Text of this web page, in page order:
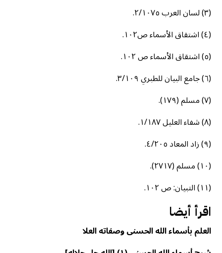
(٣) لسان العرب ٢/١٠٧٥.
(٤) اشتقاق الأسماء ص١٠٢.
(٥) اشتقاق الأسماء ص ١٠٢.
(٦) جامع البيان للطبري ٣/١٠٩.
(٧) مسلم (١٧٩).
(٨) شفاء العليل ١/١٨٧.
(٩) زاد المعاد ٤/٢٠٥.
(١٠) مسلم (٢٧١٧).
(١١) التبيان: ص ١٠٢.
اقرأ أيضا
العلم بأسماء الله الحسنی وصفاته العلا